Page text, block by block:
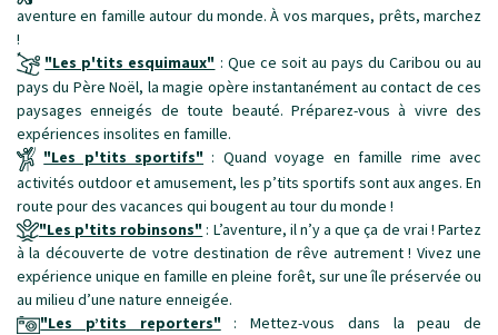
aventure en famille autour du monde. À vos marques, prêts, marchez
!
"Les p'tits esquimaux" : Que ce soit au pays du Caribou ou au
pays du Père Noël, la magie opère instantanément au contact de ces
paysages enneigés de toute beauté. Préparez-vous à vivre des
expériences insolites en famille.
"Les p'tits sportifs" : Quand voyage en famille rime avec
activités outdoor et amusement, les p’tits sportifs sont aux anges. En
route pour des vacances qui bougent au tour du monde !
"Les p'tits robinsons" : L’aventure, il n’y a que ça de vrai ! Partez
à la découverte de votre destination de rêve autrement ! Vivez une
expérience unique en famille en pleine forêt, sur une île préservée ou
au milieu d’une nature enneigée.
"Les p’tits reporters": Mettez-vous dans la peau de